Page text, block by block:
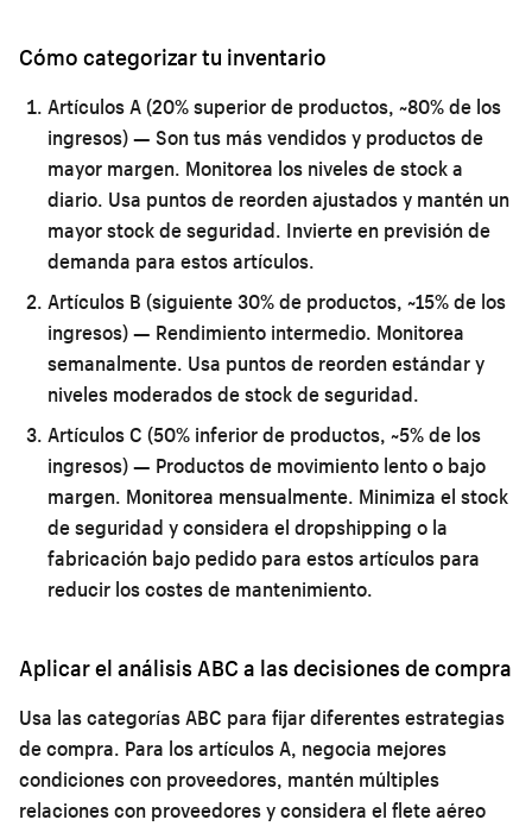
Cómo categorizar tu inventario
Artículos A (20% superior de productos, ~80% de los
ingresos)— Son tus más vendidos y productos de
mayor margen. Monitorea los niveles de stock a
diario. Usa puntos de reorden ajustados y mantén un
mayor stock de seguridad. Invierte en previsión de
demanda para estos artículos.
Artículos B (siguiente 30% de productos, ~15% de los
ingresos)— Rendimiento intermedio. Monitorea
semanalmente. Usa puntos de reorden estándar y
niveles moderados de stock de seguridad.
Artículos C (50% inferior de productos, ~5% de los
ingresos)— Productos de movimiento lento o bajo
margen. Monitorea mensualmente. Minimiza el stock
de seguridad y considera el dropshipping o la
fabricación bajo pedido para estos artículos para
reducir los costes de mantenimiento.
Aplicar el análisis ABC a las decisiones de compra
Usa las categorías ABC para fijar diferentes estrategias
de compra. Para los artículos A, negocia mejores
condiciones con proveedores, mantén múltiples
relaciones con proveedores y considera el flete aéreo